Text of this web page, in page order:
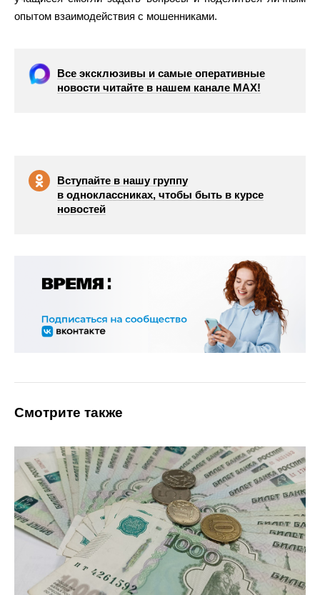
опытом взаимодействия с мошенниками.
Все эксклюзивы и самые оперативные
новости читайте в нашем канале МАХ!
Вступайте в нашу группу
в одноклассниках, чтобы быть в курсе
новостей
Смотрите также